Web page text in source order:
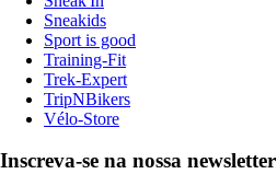
Sneakids
Sport is good
Training-Fit
Trek-Expert
TripNBikers
Vélo-Store
Inscreva-se na nossa newsletter